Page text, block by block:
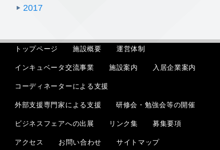
2017
トップページ 施設概要 運営体制
インキュベータ交流事業 施設案内 入居企業案内
コーディネーターによる支援
外部支援専門家による支援 研修会・勉強会等の開催
ビジネスフェアへの出展 リンク集 募集要項
アクセス お問い合わせ サイトマップ